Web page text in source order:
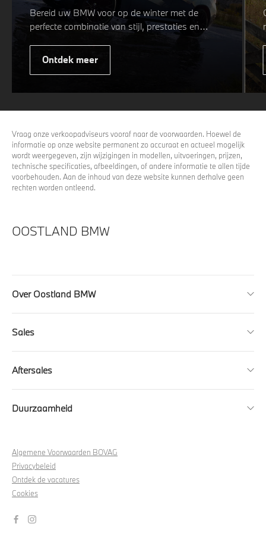
Bereid uw BMW voor op de winter met de
perfecte combinatie van stijl, prestaties en
veiligheid. Of u nu kiest voor een sportieve of
elegante look, onze winterwielen zijn
ontworpen om uw rijervaring te optimaliseren,
weersomstandigheden. Profiteer nu van15%
voordeel.
Ontdek meer
Vraag onze verkoopadviseurs vooraf naar de voorwaarden. Hoewel de
informatie op onze website permanent zo accuraat en actueel mogelijk
wordt weergegeven, zijn wijzigingen in modellen, uitvoeringen, prijzen,
technische specificaties, afbeeldingen, of andere informatie te allen tijde
voorbehouden. Aan de inhoud van deze website kunnen derhalve geen
rechten worden ontleend.
OOSTLAND BMW
Over Oostland BMW
Sales
Aftersales
Duurzaamheid
Algemene Voorwaarden BOVAG
Privacybeleid
Ontdek de vacatures
Cookies